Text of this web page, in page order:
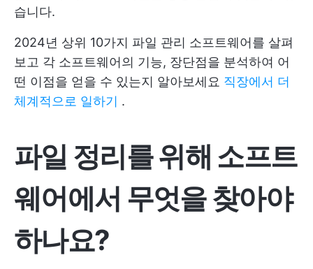
습니다.
2024년 상위 10가지 파일 관리 소프트웨어를 살펴
보고 각 소프트웨어의 기능, 장단점을 분석하여 어
떤 이점을 얻을 수 있는지 알아보세요 직장에서 더
체계적으로 일하기 .
파일 정리를 위해 소프트
웨어에서 무엇을 찾아야
하나요?